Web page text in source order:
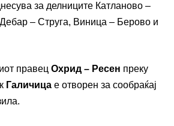
за делниците Катланово –
– Струга, Виница – Берово и
правец Охрид – Ресен преку
Галичица е отворен за сообраќај